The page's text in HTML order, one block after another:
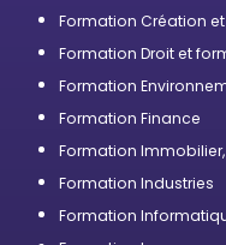
Formation Création
Formation Droit et
Formation
Formation Finance
Formation Immobilier,
Formation Industries
Formation